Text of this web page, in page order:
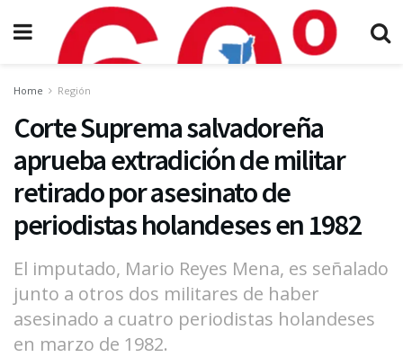
Home Región
Corte Suprema salvadoreña
aprueba extradición de militar
retirado por asesinato de
periodistas holandeses en 1982
El imputado, Mario Reyes Mena, es señalado
junto a otros dos militares de haber
asesinado a cuatro periodistas holandeses
en marzo de 1982.